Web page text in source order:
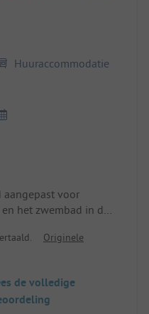
Huuraccommodatie
aangepast voor
het zwembad in de
geschikt
Originele
de volledige